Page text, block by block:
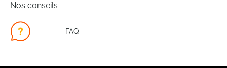
Nos conseils
FAQ